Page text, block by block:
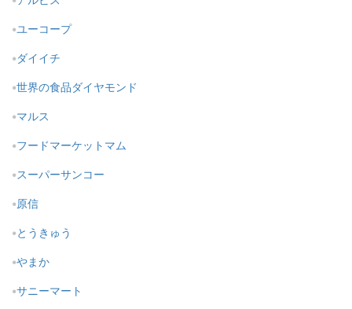
ユーコープ
ダイイチ
世界の食品ダイヤモンド
マルス
フードマーケットマム
スーパーサンコー
原信
とうきゅう
やまか
サニーマート